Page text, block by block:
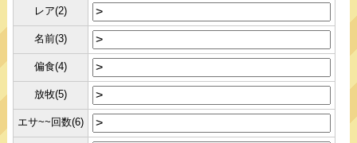
レア(2)
名前(3)
偏食(4)
放牧(5)
エサ~~回数(6)